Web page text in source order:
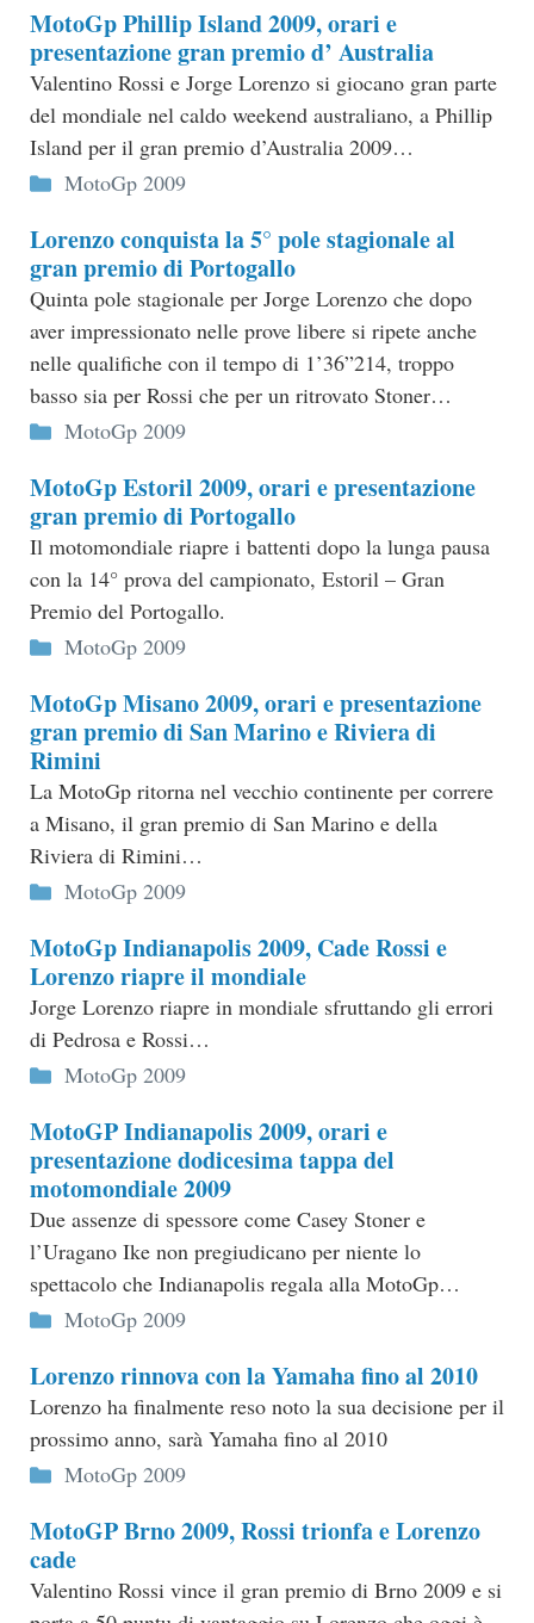
MotoGp Phillip Island 2009, orari e
presentazione gran premio d’ Australia
Valentino Rossi e Jorge Lorenzo si giocano gran parte
del mondiale nel caldo weekend australiano, a Phillip
Island per il gran premio d’Australia 2009…
Categorie
MotoGp 2009
Lorenzo conquista la 5° pole stagionale al
gran premio di Portogallo
Quinta pole stagionale per Jorge Lorenzo che dopo
aver impressionato nelle prove libere si ripete anche
nelle qualifiche con il tempo di 1’36”214, troppo
basso sia per Rossi che per un ritrovato Stoner…
Categorie
MotoGp 2009
MotoGp Estoril 2009, orari e presentazione
gran premio di Portogallo
Il motomondiale riapre i battenti dopo la lunga pausa
con la 14° prova del campionato, Estoril – Gran
Premio del Portogallo.
Categorie
MotoGp 2009
MotoGp Misano 2009, orari e presentazione
gran premio di San Marino e Riviera di
Rimini
La MotoGp ritorna nel vecchio continente per correre
a Misano, il gran premio di San Marino e della
Riviera di Rimini…
Categorie
MotoGp 2009
MotoGp Indianapolis 2009, Cade Rossi e
Lorenzo riapre il mondiale
Jorge Lorenzo riapre in mondiale sfruttando gli errori
di Pedrosa e Rossi…
Categorie
MotoGp 2009
MotoGP Indianapolis 2009, orari e
presentazione dodicesima tappa del
motomondiale 2009
Due assenze di spessore come Casey Stoner e
l’Uragano Ike non pregiudicano per niente lo
spettacolo che Indianapolis regala alla MotoGp…
Categorie
MotoGp 2009
Lorenzo rinnova con la Yamaha fino al 2010
Lorenzo ha finalmente reso noto la sua decisione per il
prossimo anno, sarà Yamaha fino al 2010
Categorie
MotoGp 2009
MotoGP Brno 2009, Rossi trionfa e Lorenzo
cade
Valentino Rossi vince il gran premio di Brno 2009 e si